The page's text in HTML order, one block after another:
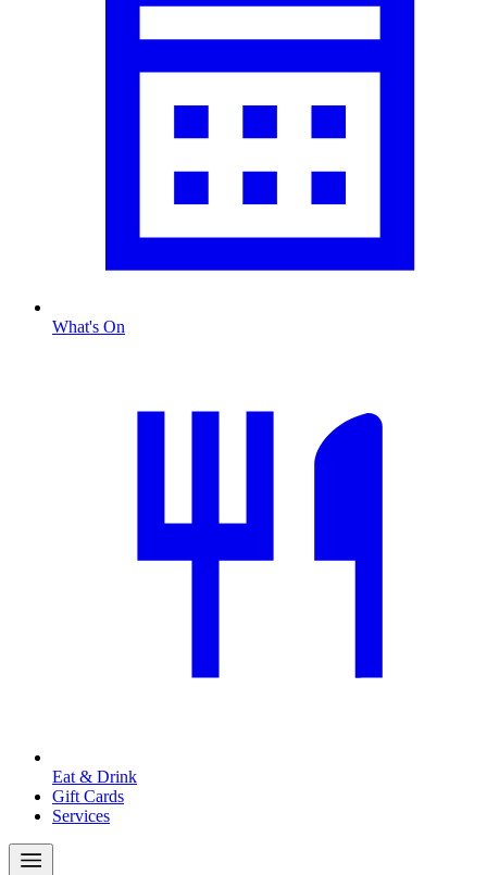
What's On
Eat & Drink
Gift Cards
Services